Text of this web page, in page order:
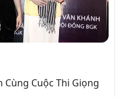
Cuộc Thi Giọng